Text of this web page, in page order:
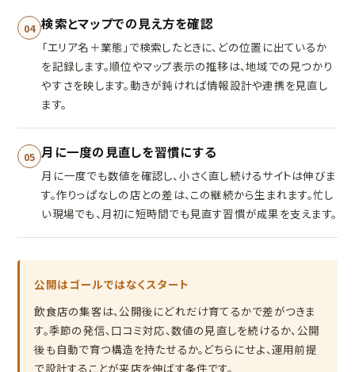
04 検索とマップでの見え方を確認
「エリア名＋業態」で検索したときに、どの位置に出ているか
を記録します。順位やマップ表示の推移は、地域での見つかり
やすさを映します。動きが鈍ければ情報設計や連携を見直し
ます。
05 月に一度の見直しを習慣にする
月に一度でも数値を確認し、小さく直し続けるサイトは伸びま
す。作りっぱなしの店との差は、この継続から生まれます。忙し
い現場でも、月初に短時間でも見直す習慣が成果を支えます。
公開はゴールではなくスタート
飲食店の集客は、公開後にどれだけ育てるかで差がつきま
す。季節の発信、口コミ対応、数値の見直しを続けるか、公開
後も自動で育つ構造を持たせるか。どちらにせよ、運用前提
で設計することが来店を伸ばす条件です。